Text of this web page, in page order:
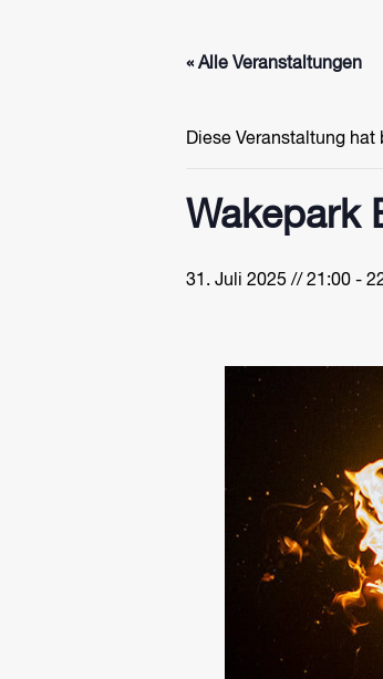
« Alle Veranstaltungen
Diese Veranstaltung
Wakepark
31. Juli 2025 // 21:00 -